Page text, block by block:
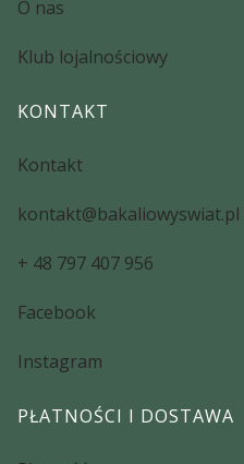
O nas
Klub lojalnościowy
KONTAKT
Kontakt
kontakt@bakaliowyswiat.pl
+ 48 797 407 956
Facebook
Instagram
PŁATNOŚCI I DOSTAWA